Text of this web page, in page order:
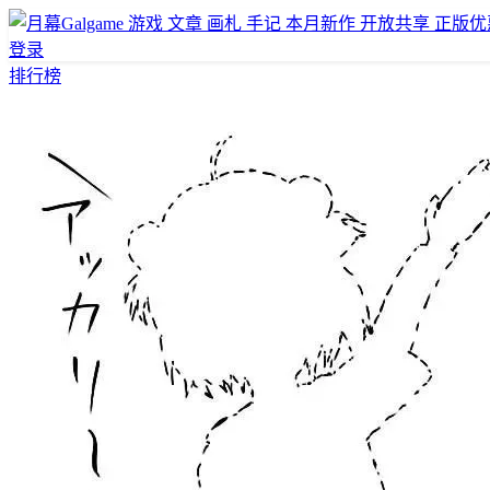
游戏 文章 画札 手记 本月新作 开放共享 正版
登录
排行榜